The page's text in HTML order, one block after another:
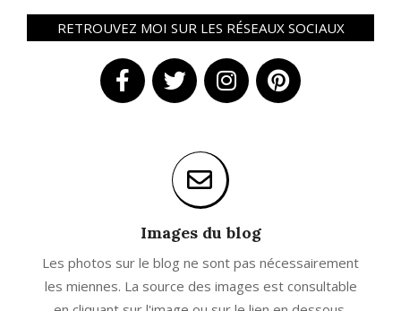
RETROUVEZ MOI SUR LES RÉSEAUX SOCIAUX
Images du blog
Les photos sur le blog ne sont pas nécessairement
les miennes. La source des images est consultable